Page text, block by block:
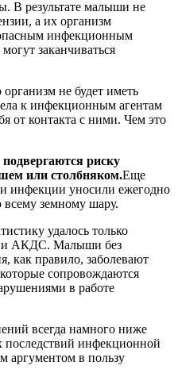
В результате малыши не
а их организм
инфекционным
заканчиваться
не будет иметь
к инфекционным агентам
от контакта с ними. Чем это
риску
или столбняком.Еще
инфекции уносили ежегодно
всему земному шару.
удалось только
АКДС. Малыши без
как правило, заболевают
сопровождаются
в работе
всегда намного ниже
последствий инфекционной
аргументом в пользу